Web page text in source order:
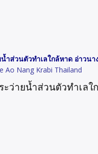
ำส่วนตัวทำเลใกล้หาด อ่าวนา
Ao Nang Krabi Thailand
ว่ายน้ำส่วนตัวทำเล